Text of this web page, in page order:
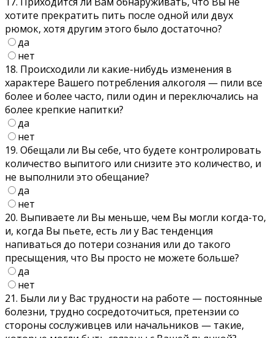
хотите прекратить пить после одной или двух
рюмок, хотя другим этого было достаточно?
да
нет
18. Происходили ли какие-нибудь изменения в
характере Вашего потребления алкоголя — пили все
более и более часто, пили один и переключались на
более крепкие напитки?
да
нет
19. Обещали ли Вы себе, что будете контролировать
количество выпитого или снизите это количество, и
не выполнили это обещание?
да
нет
20. Выпиваете ли Вы меньше, чем Вы могли когда-то,
и, когда Вы пьете, есть ли у Вас тенденция
напиваться до потери сознания или до такого
пресыщения, что Вы просто не можете больше?
да
нет
21. Были ли у Вас трудности на работе — постоянные
болезни, трудно сосредоточиться, претензии со
стороны сослуживцев или начальников — такие,